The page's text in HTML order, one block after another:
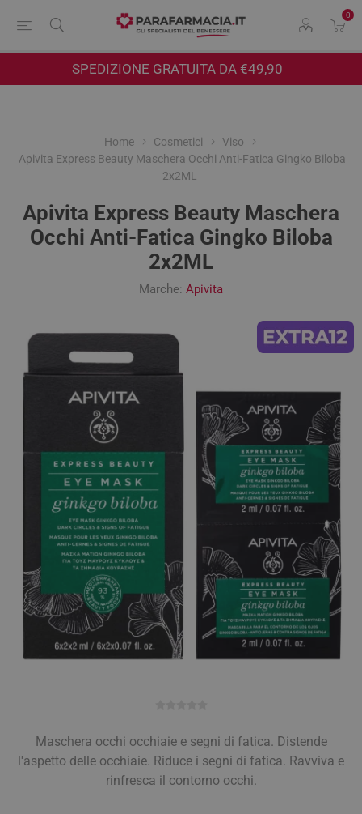
0
SPEDIZIONE GRATUITA DA €49,90
Home Cosmetici
Viso
Apivita Express Beauty Maschera Occhi Anti-Fatica Gingko Biloba
2x2ML
Apivita Express Beauty Maschera
Occhi Anti-Fatica Gingko Biloba
2x2ML
Marche: Apivita
Maschera occhi occhiaie e segni di fatica. Distende
l'aspetto delle occhiaie. Riduce i segni di fatica. Ravviva e
rinfresca il contorno occhi.